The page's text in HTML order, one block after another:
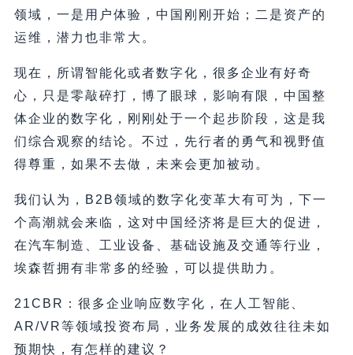
领域，一是用户体验，中国刚刚开始；二是资产的
运维，潜力也非常大。
现在，所谓智能化或者数字化，很多企业有好奇
心，只是零敲碎打，博了眼球，影响有限，中国整
体企业的数字化，刚刚处于一个起步阶段，这是我
们综合观察的结论。不过，先行者的勇气和视野值
得尊重，如果不去做，未来会更加被动。
我们认为，B2B领域的数字化变革大有可为，下一
个高潮就会来临，这对中国经济将是巨大的促进，
在汽车制造、工业设备、基础设施及交通等行业，
埃森哲拥有非常多的经验，可以提供助力。
21CBR：很多企业响应数字化，在人工智能、
AR/VR等领域投资布局，业务发展的成效往往未如
预期快，有怎样的建议？